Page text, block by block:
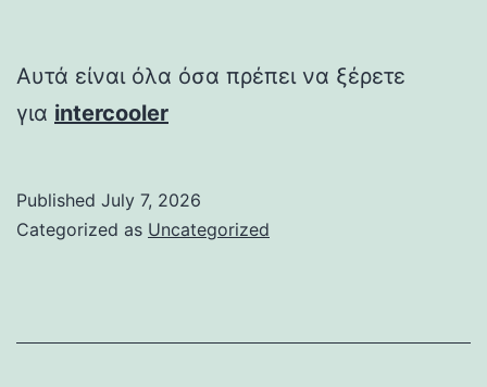
Αυτά είναι όλα όσα πρέπει να ξέρετε
για intercooler
Published July 7, 2026
Categorized as Uncategorized